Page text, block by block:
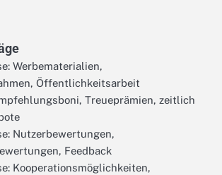
Werbematerialien,
Öffentlichkeitsarbeit
Treueprämien, zeitlich
Nutzerbewertungen,
Feedback
Kooperationsmöglichkeiten,